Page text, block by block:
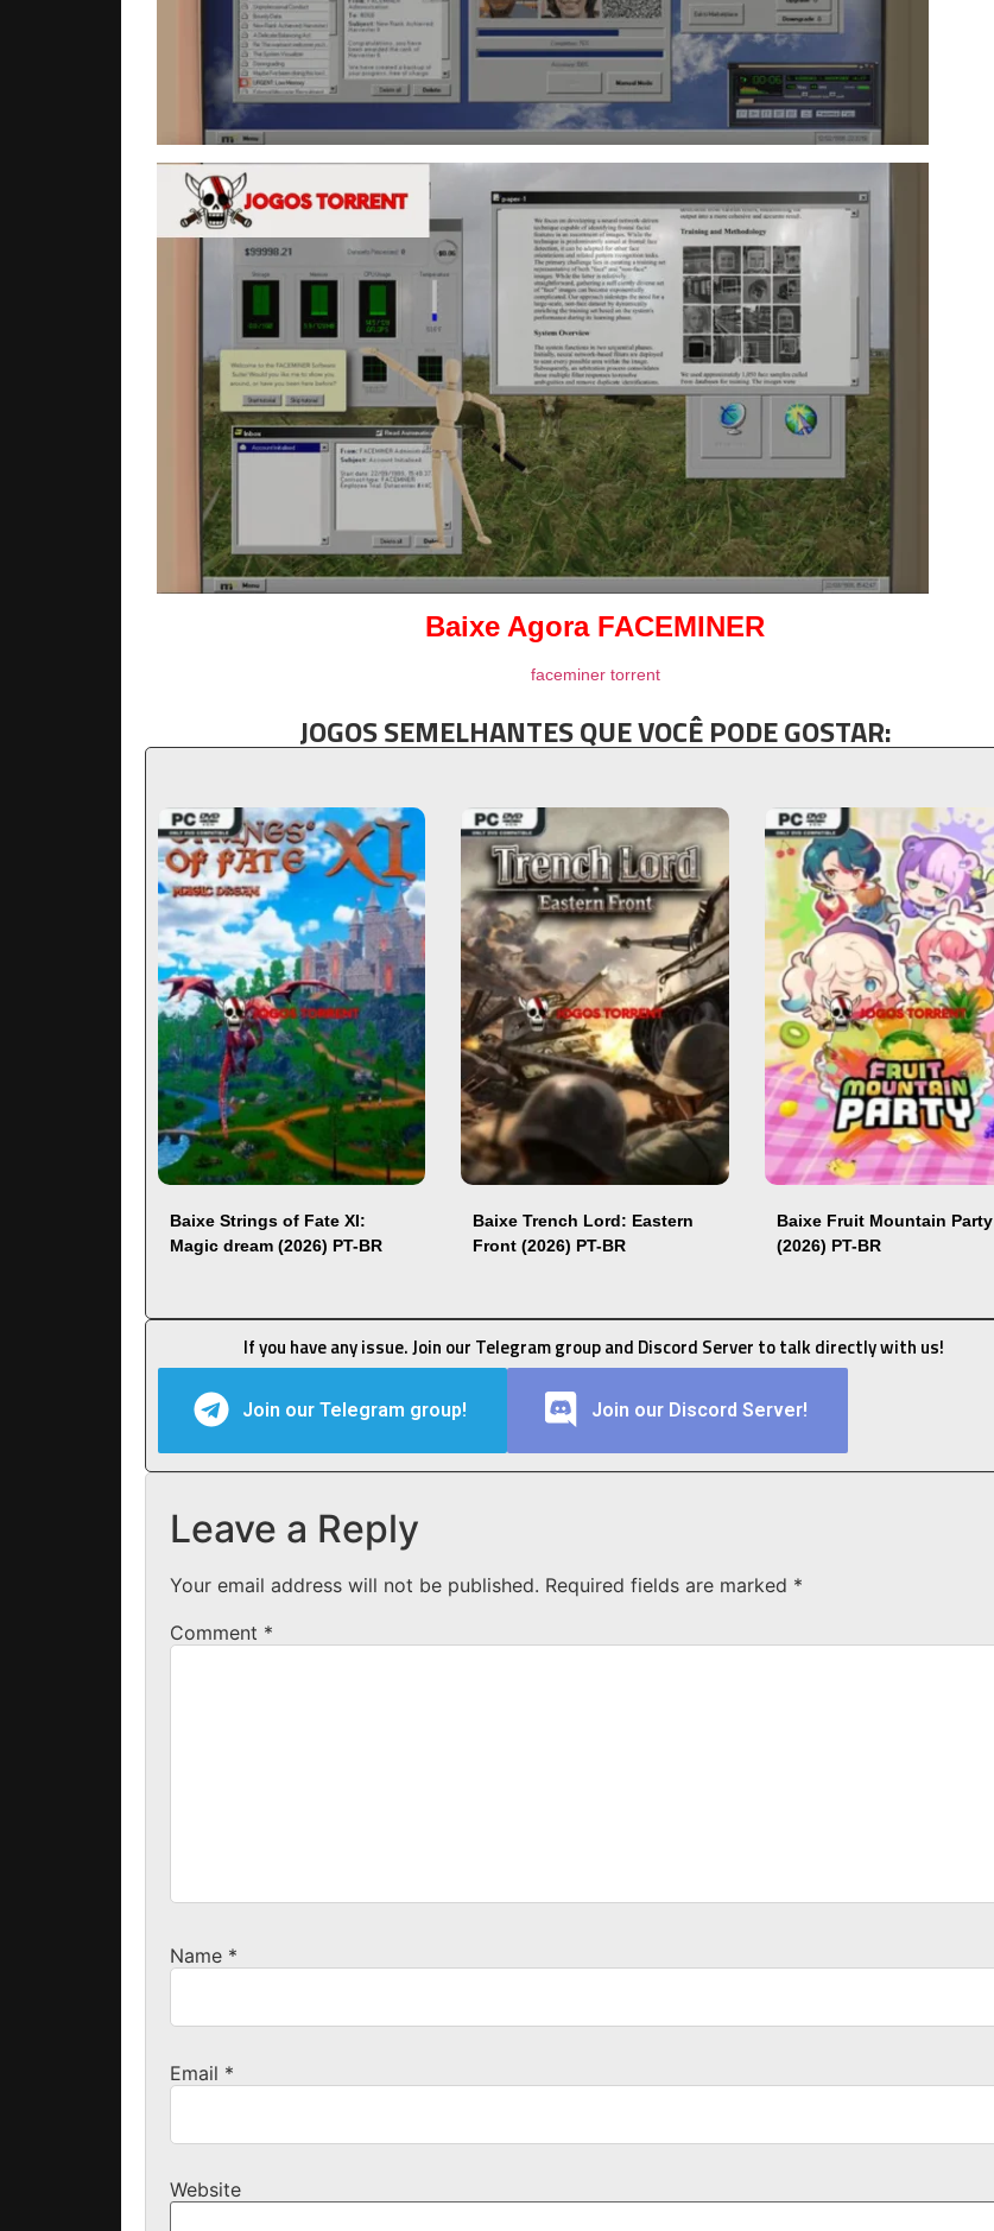
Baixe Agora FACEMINER
faceminer torrent
JOGOS SEMELHANTES QUE VOCÊ PODE GOSTAR:
Baixe Strings of Fate XI:
Magic dream (2026) PT-BR
Baixe Trench Lord: Eastern
Front (2026) PT-BR
Baixe Fruit Mountain Party
(2026) PT-BR
If you have any issue. Join our Telegram group and Discord Server to talk directly with us!
Join our Telegram group! Join our Discord Server!
Leave a Reply
Your email address will not be published. Required fields are marked *
Comment *
Name *
Email *
Website